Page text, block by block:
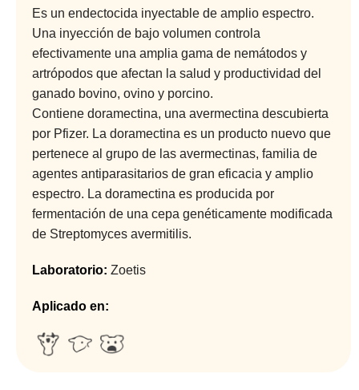
Es un endectocida inyectable de amplio espectro.
Una inyección de bajo volumen controla
efectivamente una amplia gama de nemátodos y
artrópodos que afectan la salud y productividad del
ganado bovino, ovino y porcino.
Contiene doramectina, una avermectina descubierta
por Pfizer. La doramectina es un producto nuevo que
pertenece al grupo de las avermectinas, familia de
agentes antiparasitarios de gran eficacia y amplio
espectro. La doramectina es producida por
fermentación de una cepa genéticamente modificada
de Streptomyces avermitilis.
Laboratorio: Zoetis
Aplicado en: